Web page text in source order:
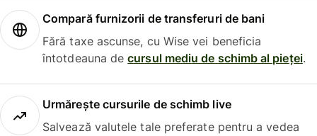
Compară furnizorii de transferuri de bani
Fără taxe ascunse, cu Wise vei beneficia
întotdeauna decursul mediu de schimb al pieței.
Urmărește cursurile de schimb live
Salvează valutele tale preferate pentru a vedea